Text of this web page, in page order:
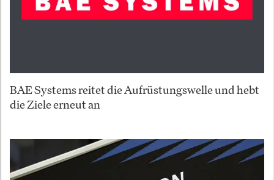
BAE Systems reitet die Aufrüstungswelle und hebt
die Ziele erneut an